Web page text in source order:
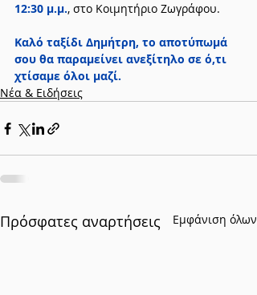
12:30 μ.μ., στο Κοιμητήριο Ζωγράφου.
Καλό ταξίδι Δημήτρη, το αποτύπωμά
σου θα παραμείνει ανεξίτηλο σε ό,τι
χτίσαμε όλοι μαζί.
Νέα & Ειδήσεις
Πρόσφατες αναρτήσεις Εμφάνιση όλων